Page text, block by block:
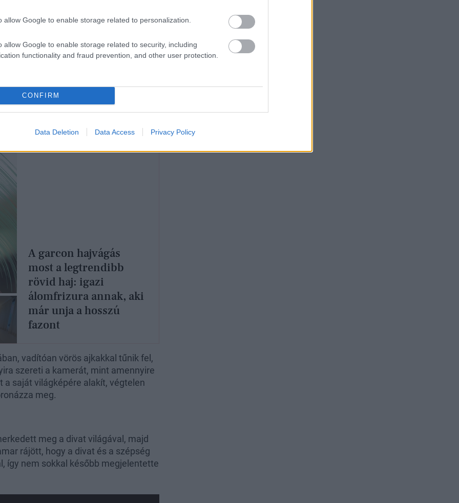
allow Google to enable storage related to personalization.
allow Google to enable storage related to security, including
functionality and fraud prevention, and other user protection.
CONFIRM
Data Deletion Data Access Privacy Policy
rúzst
A garcon hajvágás
most a legtrendibb
rövid haj: igazi
álomfrizura annak, aki
már unja a hosszú
fazont
vadítóan vörös ajkakkal tűnik fel,
szereti a kamerát, mint amennyire
saját világképére alakít, végtelen
meg.
meg a divat világával, majd
rájött, hogy a divat és a szépség
így nem sokkal később megjelentette